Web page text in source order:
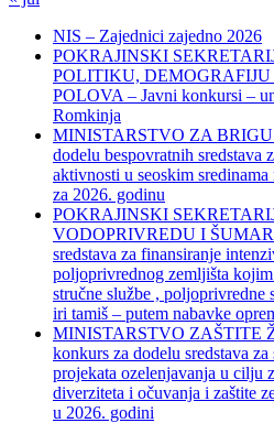
NIS – Zajednici zajedno 2026
POKRAJINSKI
POLITIKU,
POLOVA – Javni konkursi –
Romkinja
MINISTARSTVO ZA BRIGU
dodelu bespovratnih sredstava
aktivnosti u seoskim
za 2026. godinu
POKRAJINSKI
VODOPRIVREDU I
sredstava za finansiranje
poljoprivrednog zemljišta
stručne službe , poljoprivredne
iri tamiš ‒ putem nabavke
MINISTARSTVO ZAŠTITE
konkurs za dodelu sredstava
projekata ozelenjavanja u cilju
diverziteta i očuvanja i zaštite
u 2026. godini